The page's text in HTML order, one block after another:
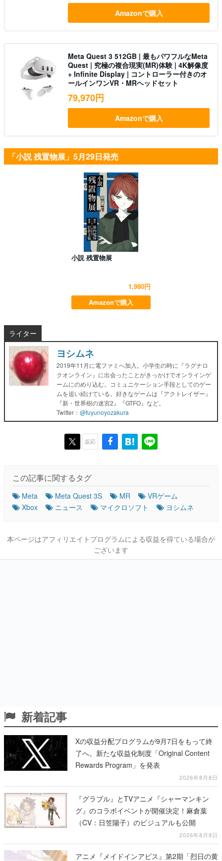
Amazonで購入
Meta Quest 3 512GB | 最もパワフルなMeta
Quest | 究極の複合現実(MR)体験 | 4K解像度
+ Infinite Display | コントローラー付きのオ
ールインワンVR・MRヘッドセット
79,970円
Amazonで購入
「小説 残置物展」5月29日発売
小説 残置物展
1,980円
Amazonで購入
ライター
ヨシムネ
2019年11月に電ファミへ加入。小学生の時に『ラグナロ
クオンライン』に出会ったことがきっかけでオンラインゲ
ームにのめり込む。コミュニケーション手段としてのゲー
ムを追い続けている。好きなゲームは『アクトレイザー』
『新・世界樹の迷宮2』『GTFO』など。
Twitter： @fuyunoyozakura
反応
この記事に関するタグ
Meta Meta Quest 3S MR
VRゲーム
Xbox
ニュース マイクロソフト ヨシムネ
本ページはアフィリエイトプログラムによる収益を得ている場合が
ございます
新着記事
Xの収益分配プログラムが9月7日をもって終
了へ。新たな収益化制度「Original Content
Rewards Program」を発表
2026年8月8日
『グラブル』とTVアニメ『シャーマンキン
グ』のコラボイベントが開催決定！麻倉葉
（CV：日笠陽子）のビジュアルも公開
2026年8月8日
アニメ『メイドインアビス』第2期「烈日の黄